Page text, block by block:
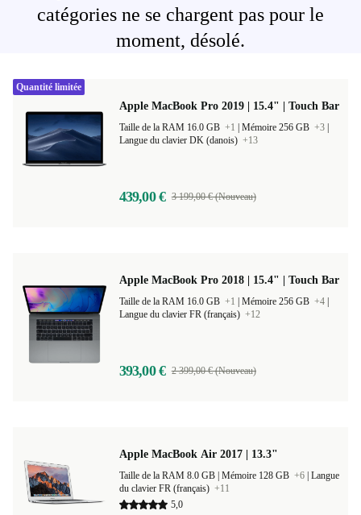
catégories ne se chargent pas pour le
moment, désolé.
Apple MacBook Pro 2019 | 15.4" | Touch Bar
Taille de la RAM 16.0 GB +1 Mémoire 256 GB +3
Langue du clavier DK (danois) +13
439,00 € 3 199,00 € (Nouveau)
Quantité limitée
Apple MacBook Pro 2018 | 15.4" | Touch Bar
Taille de la RAM 16.0 GB +1 Mémoire 256 GB +4
Langue du clavier FR (français) +12
393,00 € 2 399,00 € (Nouveau)
Apple MacBook Air 2017 | 13.3"
Mémoire 128 GB +6 Langue
du clavier FR (français) +11
5,0